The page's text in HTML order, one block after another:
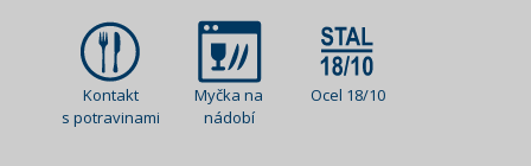
Kontakt
s potravinami
Myčka na
nádobí
Ocel 18/10